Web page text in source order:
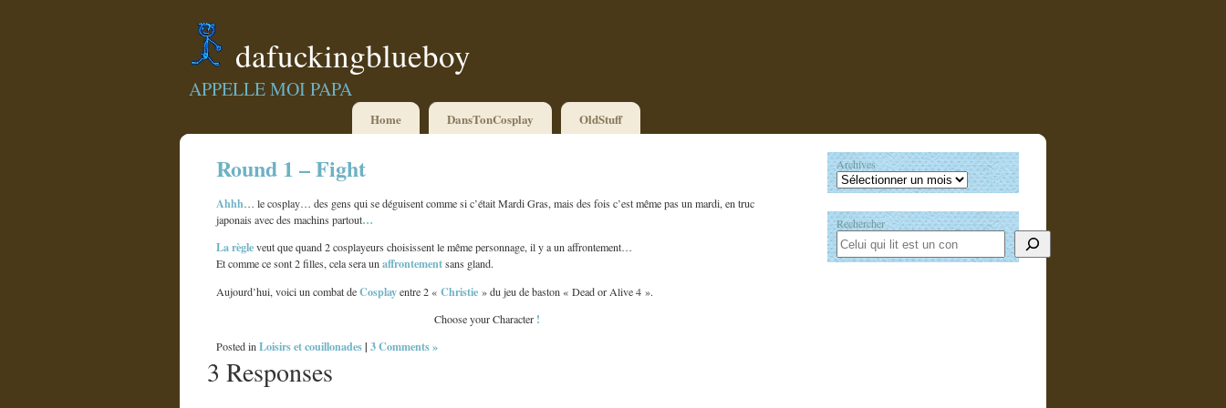
dafuckingblueboy
APPELLE MOI PAPA
Home DansTonCosplay OldStuff
Round 1 – Fight
Ahhh… le cosplay… des gens qui se déguisent comme si c’était Mardi Gras, mais des fois c’est même pas un mardi, en truc
japonais avec des machins partout…
La règleveut que quand 2 cosplayeurs choisissent le même personnage, il y a un affrontement…
Et comme ce sont 2 filles, cela sera unaffrontementsans gland.
Aujourd’hui, voici un combat deCosplayentre 2 « Christie » du jeu de baston « Dead or Alive 4 ».
Choose your Character !
Posted inLoisirs et couillonades| 3 Comments »
3 Responses
Archives
Rechercher